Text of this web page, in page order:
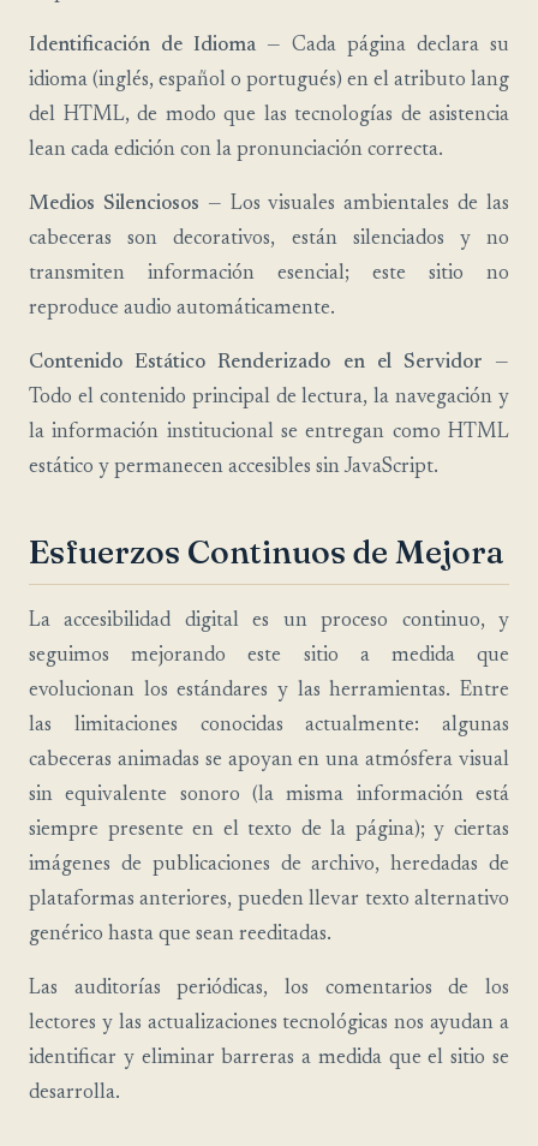
Identificación de Idioma — Cada página declara su
idioma (inglés, español o portugués) en el atributo lang
del HTML, de modo que las tecnologías de asistencia
lean cada edición con la pronunciación correcta.
Medios Silenciosos — Los visuales ambientales de las
cabeceras son decorativos, están silenciados y no
transmiten información esencial; este sitio no
reproduce audio automáticamente.
Contenido Estático Renderizado en el Servidor —
Todo el contenido principal de lectura, la navegación y
la información institucional se entregan como HTML
estático y permanecen accesibles sin JavaScript.
Esfuerzos Continuos de Mejora
La accesibilidad digital es un proceso continuo, y
seguimos mejorando este sitio a medida que
evolucionan los estándares y las herramientas. Entre
las limitaciones conocidas actualmente: algunas
cabeceras animadas se apoyan en una atmósfera visual
sin equivalente sonoro (la misma información está
siempre presente en el texto de la página); y ciertas
imágenes de publicaciones de archivo, heredadas de
plataformas anteriores, pueden llevar texto alternativo
genérico hasta que sean reeditadas.
Las auditorías periódicas, los comentarios de los
lectores y las actualizaciones tecnológicas nos ayudan a
identificar y eliminar barreras a medida que el sitio se
desarrolla.